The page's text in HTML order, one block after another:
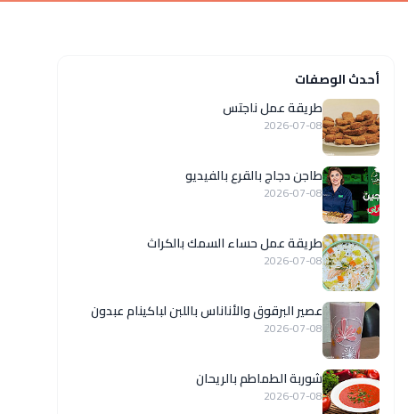
أحدث الوصفات
طريقة عمل ناجتس
2026-07-08
طاجن دجاج بالقرع بالفيديو
2026-07-08
طريقة عمل حساء السمك بالكراث
2026-07-08
عصير البرقوق والأناناس باللبن لباكينام عبدون
2026-07-08
شوربة الطماطم بالريحان
2026-07-08